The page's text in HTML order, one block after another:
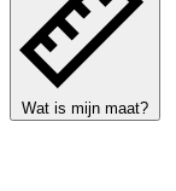
Wat is mijn maat?